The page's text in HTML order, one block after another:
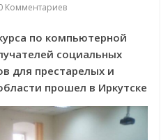
Комментариев
по компьютерной
социальных
для престарелых и
прошел в Иркутске